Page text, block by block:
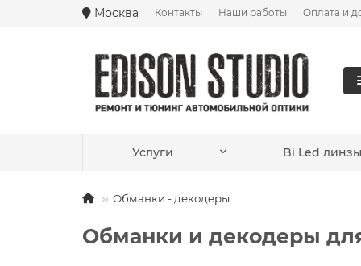
Москва Контакты Наши работы Оплата и
Услуги Bi Led линзы
Обманки - декодеры
Обманки и декодеры